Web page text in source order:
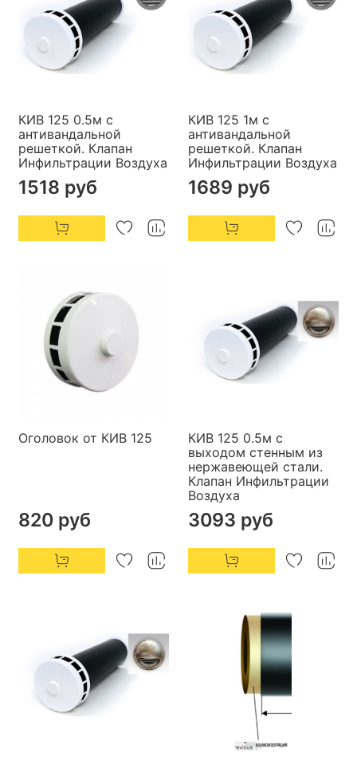
КИВ 125 0.5м с
антивандальной
решеткой. Клапан
Инфильтрации Воздуха
1518 руб
КИВ 125 1м с
антивандальной
решеткой. Клапан
Инфильтрации Воздуха
1689 руб
Оголовок от КИВ 125
820 руб
КИВ 125 0.5м с
выходом стенным из
нержавеющей стали.
Клапан Инфильтрации
Воздуха
3093 руб